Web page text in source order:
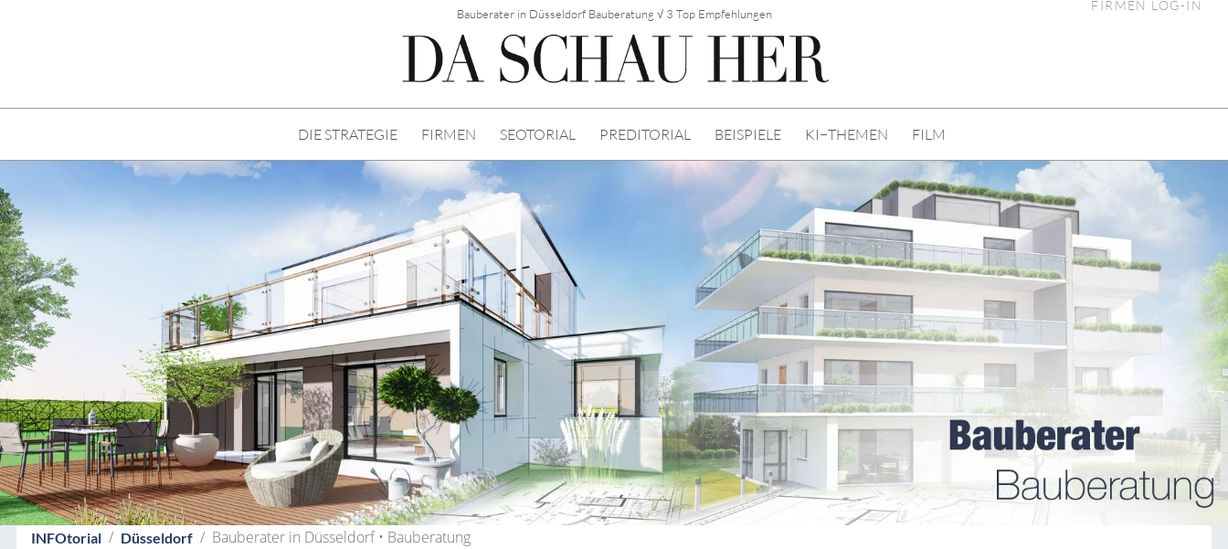
Bauberater in Düsseldorf Bauberatung √ 3 Top Empfehlungen
FIRMEN LOG-IN
DIE STRATEGIE FIRMEN SEOTORIAL PREDITORIAL BEISPIELE KI−THEMEN FILM
INFOtorial Düsseldorf Bauberater in Düsseldorf • Bauberatung